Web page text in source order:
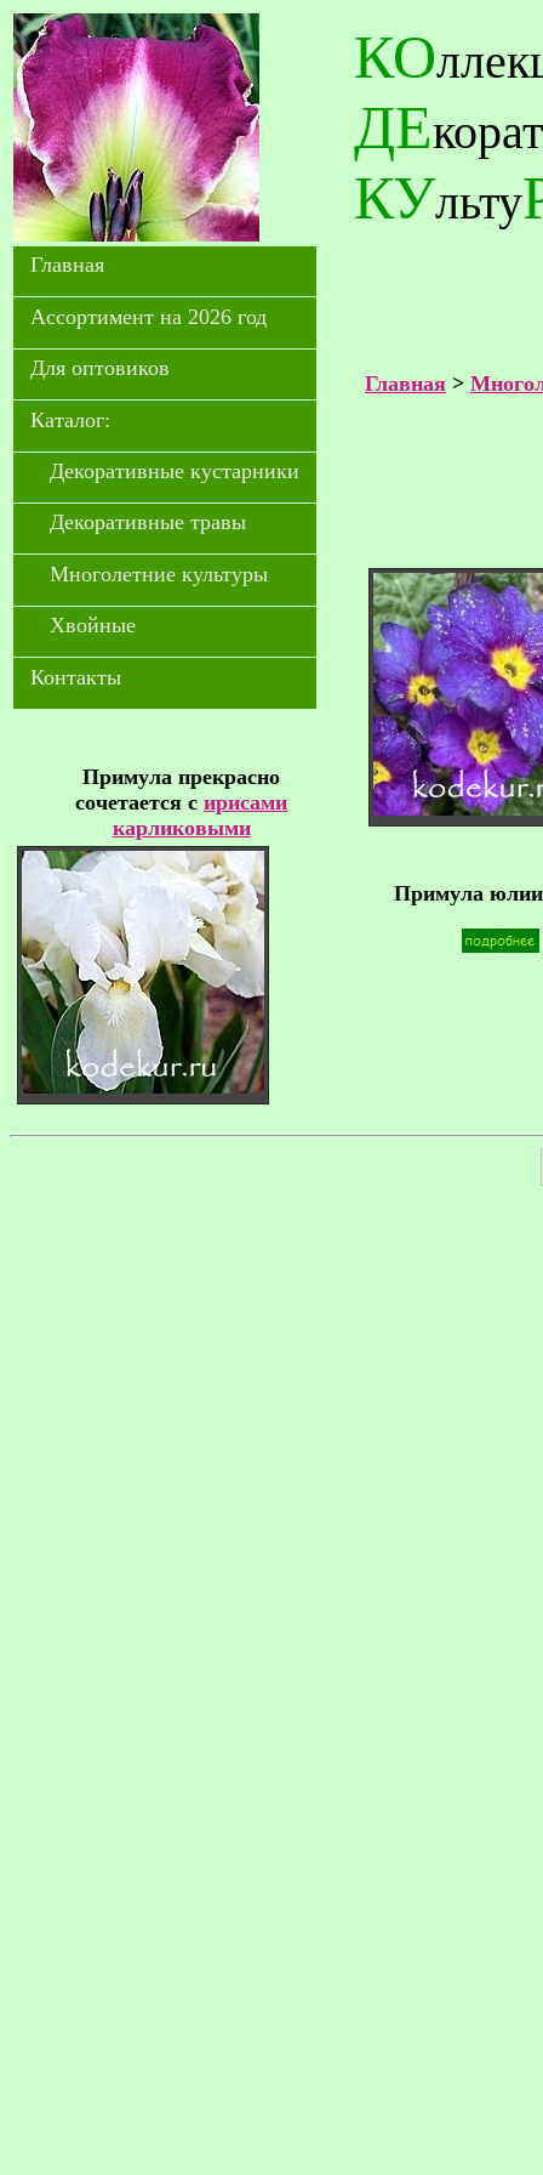
КО
ДЕ
КУльту
Главная
Ассортимент на 2026 год
Для оптовиков
Каталог:
Декоративные кустарники
Декоративные травы
Многолетние культуры
Хвойные
Контакты
Примула прекрасно
сочетается с ирисами
карликовыми
Главная >
Примула